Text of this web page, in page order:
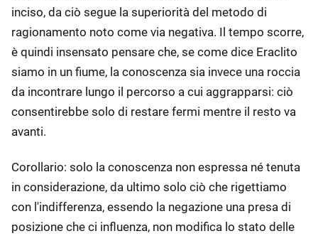
inciso, da ciò segue la superiorità del metodo di
ragionamento noto come via negativa. Il tempo scorre,
è quindi insensato pensare che, se come dice Eraclito
siamo in un fiume, la conoscenza sia invece una roccia
da incontrare lungo il percorso a cui aggrapparsi: ciò
consentirebbe solo di restare fermi mentre il resto va
avanti.
Corollario: solo la conoscenza non espressa né tenuta
in considerazione, da ultimo solo ciò che rigettiamo
con l'indifferenza, essendo la negazione una presa di
posizione che ci influenza, non modifica lo stato delle